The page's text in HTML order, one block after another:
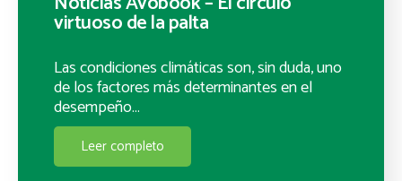
virtuoso de la palta
Las condiciones climáticas son, sin duda, uno
de los factores más determinantes en el
desempeño…
Leer completo